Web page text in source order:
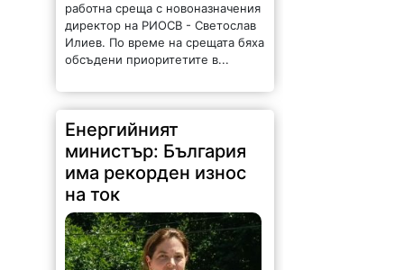
работна среща с новоназначения
директор на РИОСВ - Светослав
Илиев. По време на срещата бяха
обсъдени приоритетите в...
Енергийният
министър: България
има рекорден износ
на ток